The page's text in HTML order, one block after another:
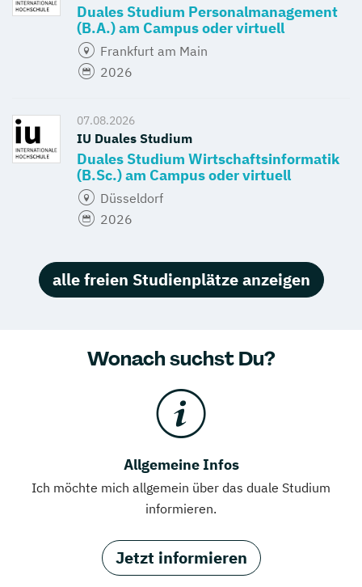
Duales Studium Personalmanagement
(B.A.) am Campus oder virtuell
Frankfurt am Main
2026
07.08.2026
IU Duales Studium
Duales Studium Wirtschaftsinformatik
(B.Sc.) am Campus oder virtuell
Düsseldorf
2026
alle freien Studienplätze anzeigen
Wonach suchst Du?
Allgemeine Infos
Ich möchte mich allgemein über das duale Studium
informieren.
Jetzt informieren